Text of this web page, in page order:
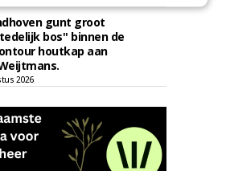
gunt groot
bos'' binnen de
houtkap aan
2026